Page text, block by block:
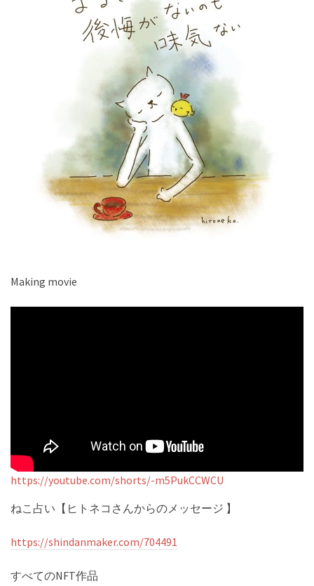
Making movie
https://youtube.com/shorts/-m5PukCCWCU
ねこ占い【ヒトネコさんからのメッセージ 】
https://shindanmaker.com/704491
すべてのNFT作品